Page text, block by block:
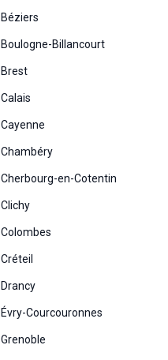
Béziers
Boulogne-Billancourt
Brest
Calais
Cayenne
Chambéry
Cherbourg-en-Cotentin
Clichy
Colombes
Créteil
Drancy
Évry-Courcouronnes
Grenoble